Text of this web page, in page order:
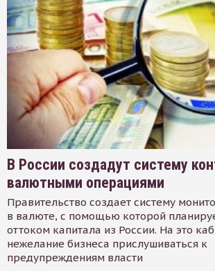
В России создадут систему
валютными операциями
Правительство создает систему
в валюте, с помощью которой
оттоком капитала из России. На это
нежелание бизнеса прислушиваться к
предупреждениям власти